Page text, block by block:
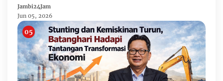
Jambi24Jam
Jun 05, 2026